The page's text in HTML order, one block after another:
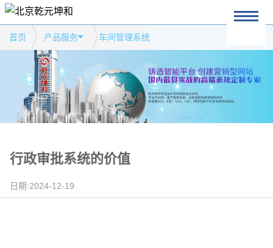
首页 产品服务 车间管理系统
行政审批系统的价值
日期:2024-12-19